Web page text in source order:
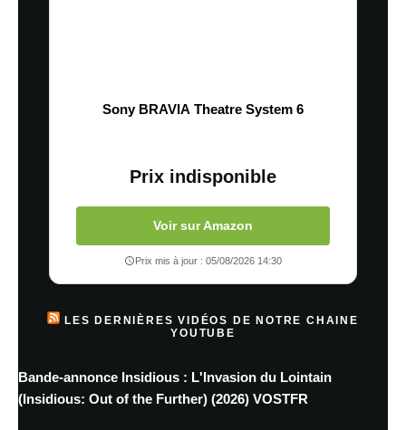
Sony BRAVIA Theatre System 6
Prix indisponible
Voir sur Amazon
Prix mis à jour : 05/08/2026 14:30
LES DERNIÈRES VIDÉOS DE NOTRE CHAINE
YOUTUBE
Bande-annonce Insidious : L'Invasion du Lointain
(Insidious: Out of the Further) (2026) VOSTFR